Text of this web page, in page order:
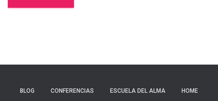
BLOG CONFERENCIAS ESCUELA DEL ALMA HOME